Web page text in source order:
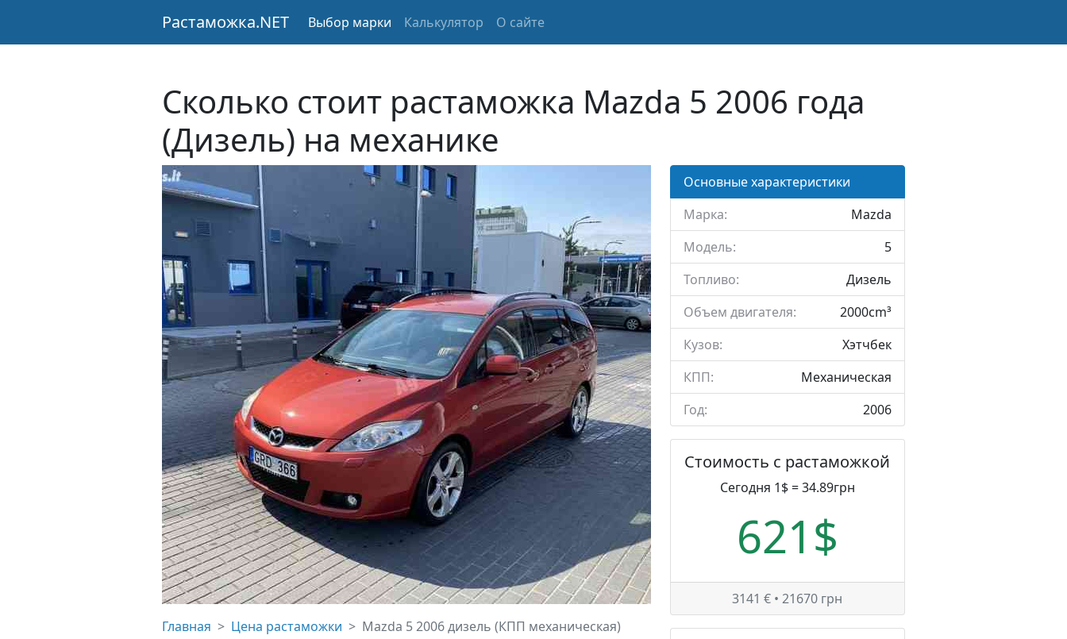
Растаможка.NET Выбор марки Калькулятор О сайте
Сколько стоит растаможка Mazda 5 2006 года
(Дизель) на механике
Главная Цена растаможки Mazda 5 2006 дизель (КПП механическая)
Основные характеристики
Марка:
Mazda
Модель:
5
Топливо:
Дизель
Объем двигателя:
2000cm³
Кузов:
Хэтчбек
КПП:
Механическая
Год:
2006
Стоимость с растаможкой
Сегодня 1$ = 34.89грн
621$
3141 € • 21670 грн